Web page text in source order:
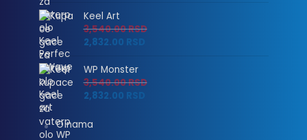
Keel Art
3,540.00RSD
2,832.00 RSD
WP Monster
3,540.00RSD
2,832.00 RSD
O nama